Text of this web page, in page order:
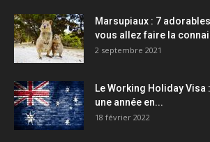
Marsupiaux : 7
vous allez faire la
2 septembre 2021
Le Working Holiday Visa
une année en...
18 février 2022